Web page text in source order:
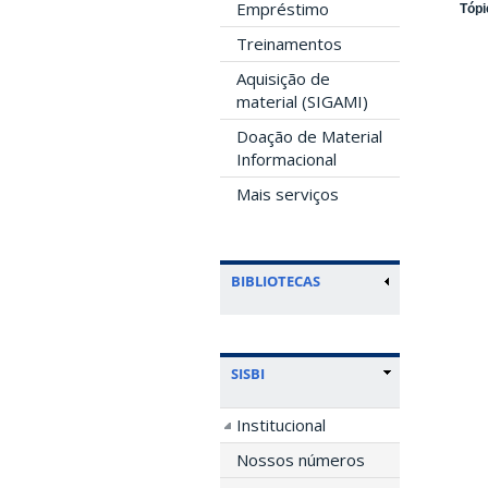
Empréstimo
Treinamentos
Aquisição de
material (SIGAMI)
Doação de Material
Informacional
Mais serviços
BIBLIOTECAS
SISBI
Institucional
Nossos números